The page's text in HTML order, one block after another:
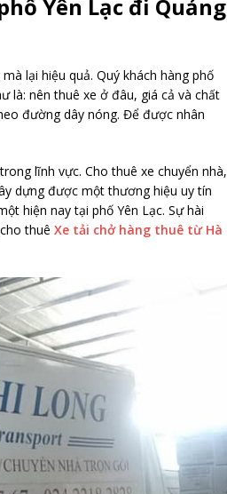
Yên Lạc đi Quảng
lại hiệu quả. Quý khách hàng phố
là: nên thuê xe ở đâu, giá cả và chất
đường dây nóng. Để được nhân
lĩnh vực. Cho thuê xe chuyển nhà,
dựng được một thương hiệu uy tín
hiện nay tại phố Yên Lạc. Sự hài
thuê Xe tải chở hàng thuê từ Hà